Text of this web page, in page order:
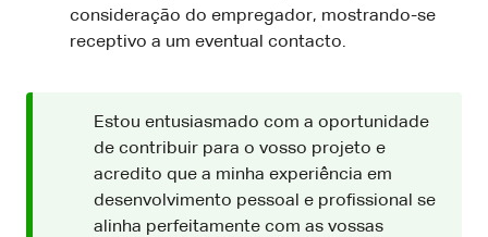
consideração do empregador, mostrando-se
receptivo a um eventual contacto.
Estou entusiasmado com a oportunidade
de contribuir para o vosso projeto e
acredito que a minha experiência em
desenvolvimento pessoal e profissional se
alinha perfeitamente com as vossas